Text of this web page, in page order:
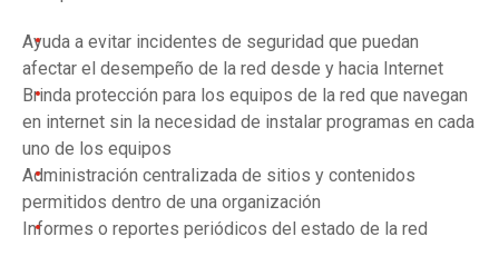
Ayuda a evitar incidentes de seguridad que puedan
afectar el desempeño de la red desde y hacia Internet
Brinda protección para los equipos de la red que navegan
en internet sin la necesidad de instalar programas en cada
uno de los equipos
Administración centralizada de sitios y contenidos
permitidos dentro de una organización
Informes o reportes periódicos del estado de la red